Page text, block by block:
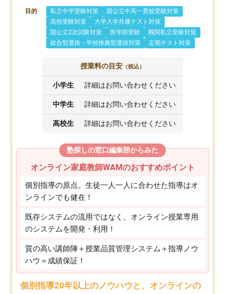
目的 私立中学受験対策
国公立中高一貫校受験対策
高校受験対策
大学入学共通テスト対策
国公立2次試験対策
医学部受験
難関私立受験対策
総合型選抜・学校推薦型選抜対策
定期テスト対策
授業料の目安 （税込）
小学生 詳細はお問い合わせください
中学生 詳細はお問い合わせください
高校生 詳細はお問い合わせください
塾探しの窓口編集部からみた
オンライン家庭教師WAMのおすすめポイント
個別指導の原点。生徒一人一人に合わせた指導はオ
ンラインでも健在！
既存システムの流用ではなく、オンライン授業専用
のシステムを開発・利用！
質の高い講師陣＋授業品質管理システム＋指導ノウ
ハウ＝成績保証！
個別指導20年以上のノウハウと、オンラインの